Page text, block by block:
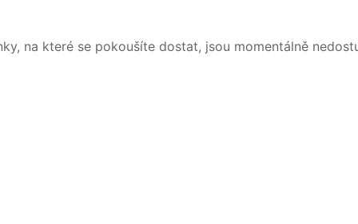
na které se pokoušíte dostat, jsou momentálně